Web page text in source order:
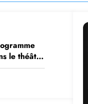
le théâtre